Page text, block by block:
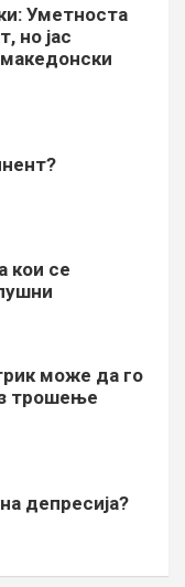
Уметноста
но јас
кои се
може да го
трошење
депресија?